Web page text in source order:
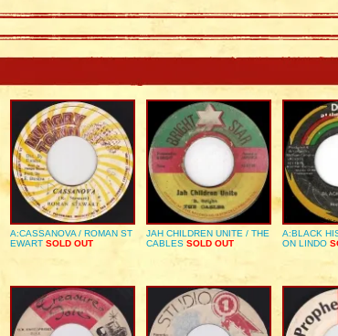
A:CASSANOVA / ROMAN ST
EWART SOLD OUT
JAH CHILDREN UNITE / THE
CABLES SOLD OUT
A:BLACK
ON LINDO